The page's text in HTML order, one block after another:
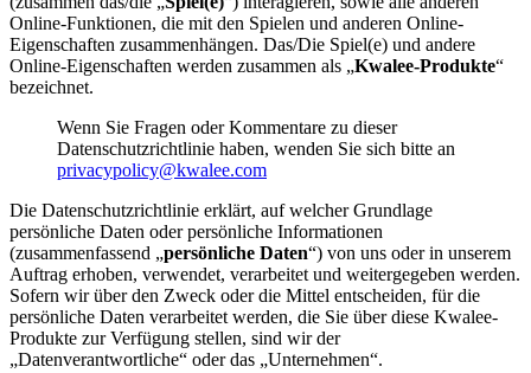
Online-Funktionen, die mit den Spielen und anderen Online-
Eigenschaften zusammenhängen. Das/Die Spiel(e) und andere
Online-Eigenschaften werden zusammen als „Kwalee-Produkte“
bezeichnet.
Wenn Sie Fragen oder Kommentare zu dieser
Datenschutzrichtlinie haben, wenden Sie sich bitte an
privacypolicy@kwalee.com
Die Datenschutzrichtlinie erklärt, auf welcher Grundlage
persönliche Daten oder persönliche Informationen
(zusammenfassend „persönliche Daten“) von uns oder in unserem
Auftrag erhoben, verwendet, verarbeitet und weitergegeben werden.
Sofern wir über den Zweck oder die Mittel entscheiden, für die
persönliche Daten verarbeitet werden, die Sie über diese Kwalee-
Produkte zur Verfügung stellen, sind wir der
„Datenverantwortliche“ oder das „Unternehmen“.